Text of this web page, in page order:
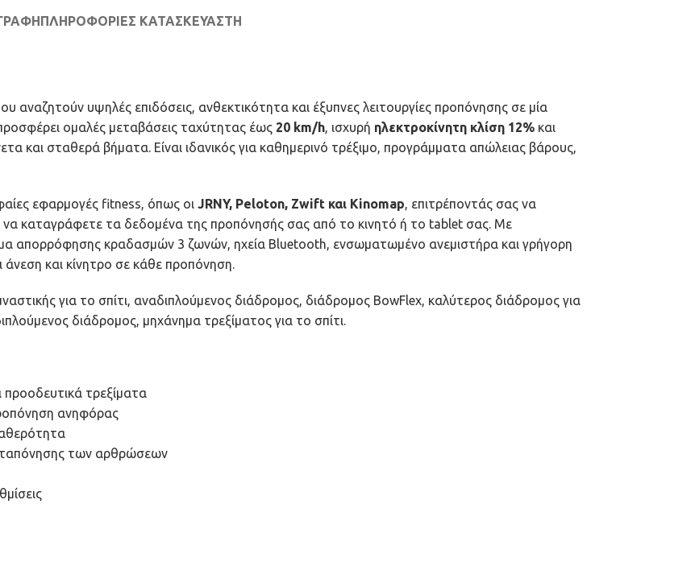
ΠΛΗΡΟΦΟΡΊΕΣ ΚΑΤΑΣΚΕΥΑΣΤΉ
αναζητούν υψηλές επιδόσεις, ανθεκτικότητα και έξυπνες λειτουργίες προπόνησης σε μία
ομαλές μεταβάσεις ταχύτητας έως 20 km/h, ισχυρή ηλεκτροκίνητη κλίση 12% και
και σταθερά βήματα. Είναι ιδανικός για καθημερινό τρέξιμο, προγράμματα απώλειας βάρους,
εφαρμογές fitness, όπως οι JRNY, Peloton, Zwift και Kinomap, επιτρέποντάς σας να
να καταγράφετε τα δεδομένα της προπόνησής σας από το κινητό ή το tablet σας. Με
απορρόφησης κραδασμών 3 ζωνών, ηχεία Bluetooth, ενσωματωμένο ανεμιστήρα και γρήγορη
και κίνητρο σε κάθε προπόνηση.
για το σπίτι, αναδιπλούμενος διάδρομος, διάδρομος BowFlex, καλύτερος διάδρομος για
διάδρομος, μηχάνημα τρεξίματος για το σπίτι.
προοδευτικά τρεξίματα
ανηφόρας
των αρθρώσεων